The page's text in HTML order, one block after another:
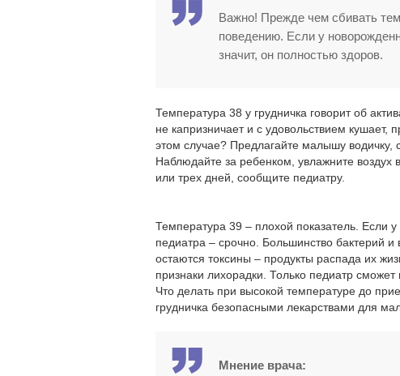
Важно! Прежде чем сбивать
поведению. Если у
значит, он полностью здоров.
Температура 38 у грудничка говорит об
не капризничает и с удовольствием кушает,
этом случае? Предлагайте малышу
Наблюдайте за ребенком, увлажните воздух
или трех дней, сообщите педиатру.
Температура 39 – плохой показатель. Если
педиатра – срочно. Большинство бактерий
остаются токсины – продукты распада их
признаки лихорадки. Только педиатр
Что делать при высокой температуре до
грудничка безопасными лекарствами для
Мнение врача: